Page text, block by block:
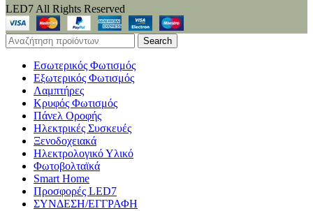
LED7 All Rights Reserved
Search
Εσωτερικός Φωτισμός
Εξωτερικός Φωτισμός
Λαμπτήρες
Κρυφός Φωτισμός
Πάνελ Οροφής
Ηλεκτρικές Συσκευές
Ξενοδοχειακά
Ηλεκτρολογικό Υλικό
Φωτοβολταϊκά
Smart Home
Προσφορές LED7
ΣΥΝΔΕΣΗ/ΕΓΓΡΑΦΗ